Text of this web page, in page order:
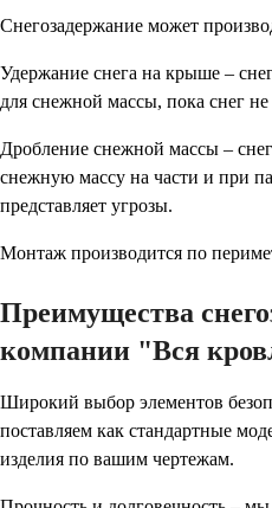
Снегозадержание может
Удержание снега на крыше –
для снежной массы, пока снег не
Дробление снежной массы –
снежную массу на части и при
представляет угрозы.
Монтаж производится по
Преимущества
компании "Вся
Широкий выбор элементов
поставляем как стандартные
изделия по вашим чертежам.